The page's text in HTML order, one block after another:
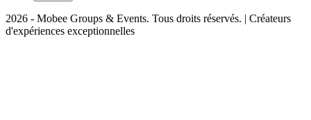
2026 - Mobee Groups & Events. Tous droits réservés. | Créateurs
d'expériences exceptionnelles